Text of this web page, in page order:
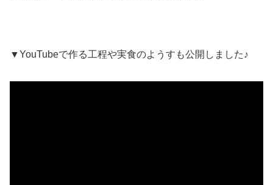
▼YouTubeで作る工程や実食のようすも公開しました♪